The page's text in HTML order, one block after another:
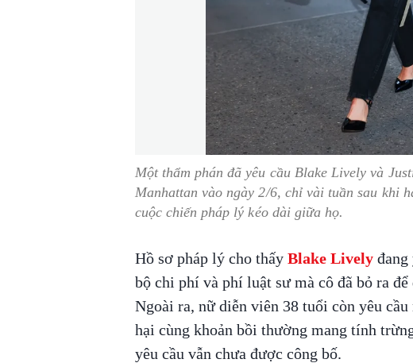
Một thẩm phán đã yêu cầu Blake Lively và
Manhattan vào ngày 2/6, chỉ vài tuần sau khi
cuộc chiến pháp lý kéo dài giữa họ.
Hồ sơ pháp lý cho thấy Blake Lively đang
bộ chi phí và phí luật sư mà cô đã bỏ ra
Ngoài ra, nữ diễn viên 38 tuổi còn yêu
hại cùng khoản bồi thường mang tính
yêu cầu vẫn chưa được công bố.